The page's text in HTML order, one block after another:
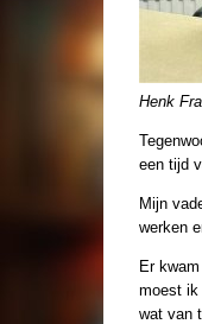
Henk
een tijd
Mijn
werken
Er
moest ik
wat van